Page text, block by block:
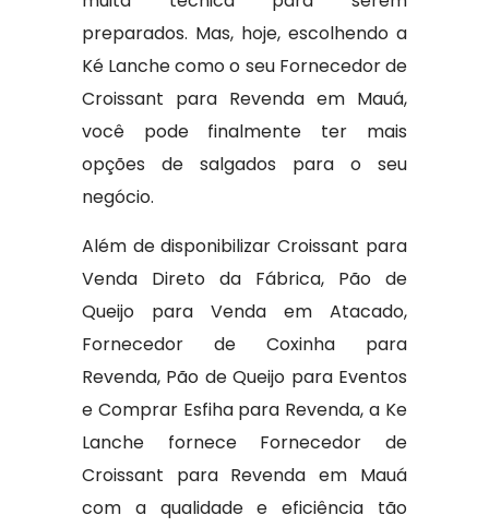
preparados. Mas, hoje, escolhendo a
Ké Lanche como o seu Fornecedor de
Croissant para Revenda em Mauá,
você pode finalmente ter mais
opções de salgados para o seu
negócio.
Além de disponibilizar Croissant para
Venda Direto da Fábrica, Pão de
Queijo para Venda em Atacado,
Fornecedor de Coxinha para
Revenda, Pão de Queijo para Eventos
e Comprar Esfiha para Revenda, a Ke
Lanche fornece Fornecedor de
Croissant para Revenda em Mauá
com a qualidade e eficiência tão